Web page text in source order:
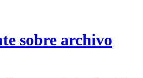
sobre archivo